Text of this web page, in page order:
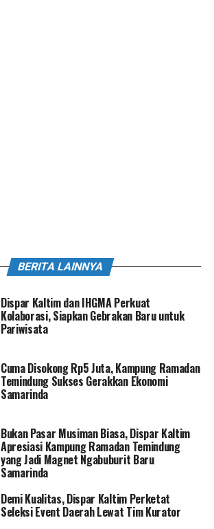
BERITA LAINNYA
Dispar Kaltim dan IHGMA Perkuat
Kolaborasi, Siapkan Gebrakan Baru untuk
Pariwisata
Cuma Disokong Rp5 Juta, Kampung Ramadan
Temindung Sukses Gerakkan Ekonomi
Samarinda
Bukan Pasar Musiman Biasa, Dispar Kaltim
Apresiasi Kampung Ramadan Temindung
yang Jadi Magnet Ngabuburit Baru
Samarinda
Demi Kualitas, Dispar Kaltim Perketat
Seleksi Event Daerah Lewat Tim Kurator